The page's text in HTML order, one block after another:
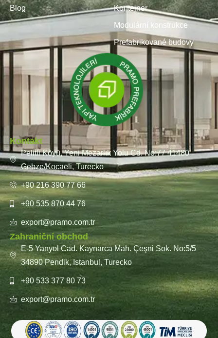
Blog Kontejner
Modulární konstrukce
Prefabrikované budovy
Kontakt
Pelitli Köyü, Yeni Mezarlık Yolu Cd. No:77 41480
Gebze/Kocaeli, Turecko
+90 216 390 77 66
+90 535 870 44 76
export@pramo.com.tr
Zahraniční obchod
E-5 Yanyol Cad. Kaynarca Mah. Çeşni Sok. No:5/5
34890 Pendik, Istanbul, Turecko
+90 533 377 80 73
export@pramo.com.tr